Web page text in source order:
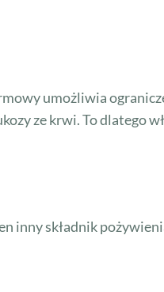
umożliwia
ze krwi. To dlatego
inny składnik